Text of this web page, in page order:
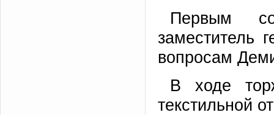
Первым
заместитель
вопросам
В ходе
текстильной